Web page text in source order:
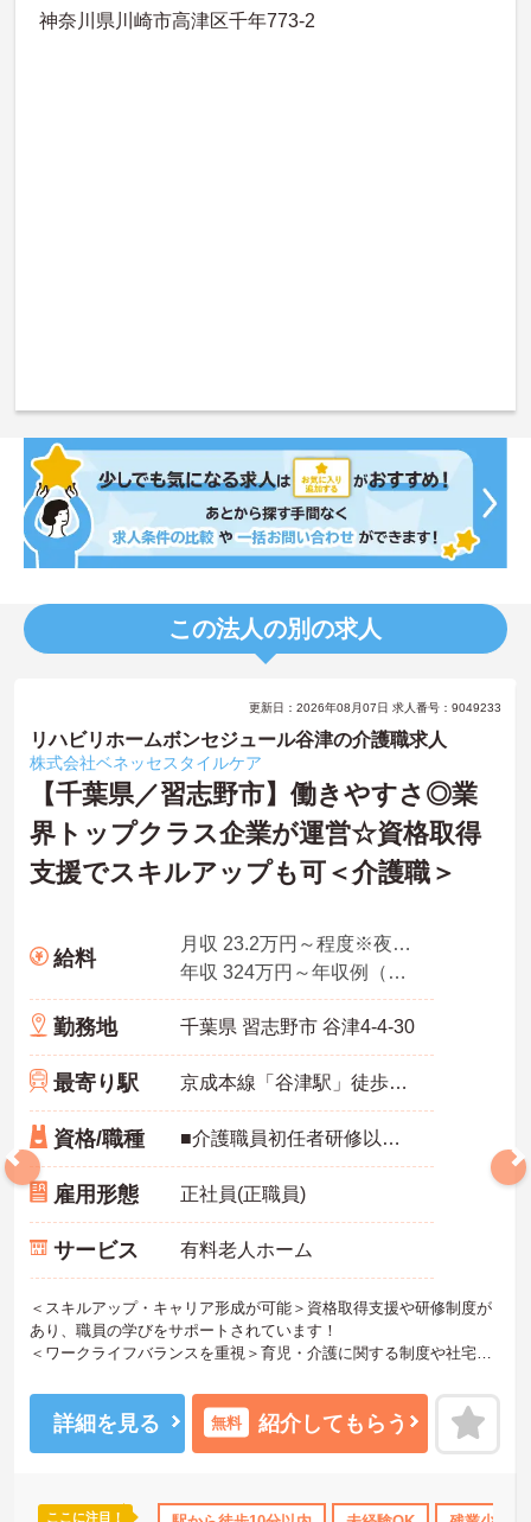
神奈川県川崎市高津区千年773-2
この法人の別の求人
更新日：2026年08月07日 求人番号：9049233
リハビリホームボンセジュール谷津の介護職求人
株式会社ベネッセスタイルケア
【千葉県／習志野市】働きやすさ◎業
界トップクラス企業が運営☆資格取得
支援でスキルアップも可＜介護職＞
給料
月収 23.2万円～程度※夜勤手当込
年収 324万円～年収例（賞与2ヶ月、平均残業時間10時間／月を含む）
勤務地 千葉県 習志野市 谷津4-4-30
最寄り駅 京成本線「谷津駅」徒歩3分
資格/職種 ■介護職員初任者研修以上 ※無資格の方も応募可（資格支援制度あり）
雇用形態 正社員(正職員)
サービス 有料老人ホーム
＜スキルアップ・キャリア形成が可能＞資格取得支援や研修制度が
あり、職員の学びをサポートされています！
＜ワークライフバランスを重視＞育児・介護に関する制度や社宅制
＜寄り添ったケアの実施＞利用者さまに深く寄り添ったサービスの
提供を目指し、職員の専門性を高めるような人材育成にも注力され
詳細を見る 無料 紹介してもらう
ここに注目！